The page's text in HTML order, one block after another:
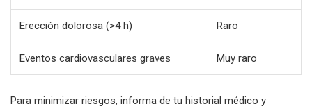
Erección dolorosa (>4 h) Raro
Eventos cardiovasculares graves Muy raro
Para minimizar riesgos, informa de tu historial médico y